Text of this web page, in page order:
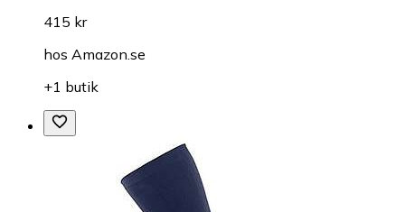
415 kr
hos Amazon.se
+1 butik